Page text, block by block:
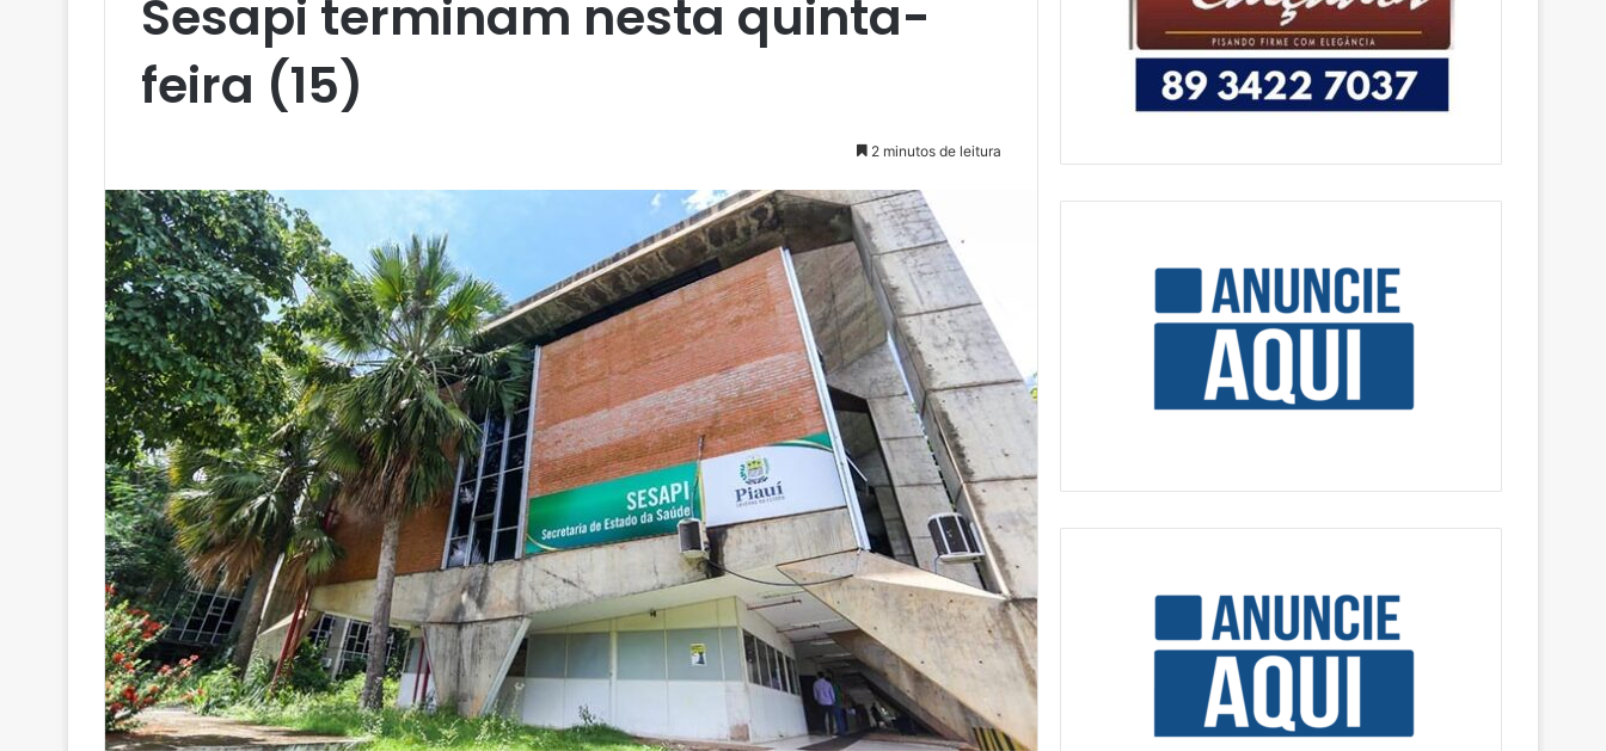
Sesapi terminam nesta quinta-
feira (15)
2 minutos de leitura